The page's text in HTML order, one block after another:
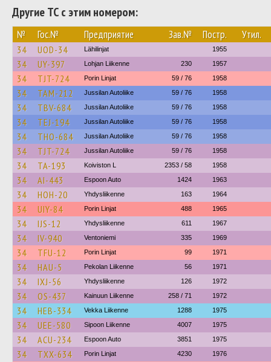
Другие ТС с этим номером:
№ Гос.№ Предприятие Зав.№ Постр. Утил.
34 UOD-34 Lähilinjat 1955
34 UY-397 Lohjan Liikenne 230 1957
34 TJT-724 Porin Linjat 59 / 76 1958
34 TAM-212 Jussilan Autoliike 59 / 76 1958
34 TBV-684 Jussilan Autoliike 59 / 76 1958
34 TEJ-194 Jussilan Autoliike 59 / 76 1958
34 THO-684 Jussilan Autoliike 59 / 76 1958
34 TJT-724 Jussilan Autoliike 59 / 76 1958
34 TA-193 Koiviston L 2353 / 58 1958
34 AI-443 Espoon Auto 1424 1963
34 HOH-20 Yhdysliikenne 163 1964
34 UIY-84 Porin Linjat 488 1965
34 IJS-12 Yhdysliikenne 611 1967
34 IV-940 Ventoniemi 335 1969
34 TFU-12 Porin Linjat 99 1971
34 HAU-5 Pekolan Liikenne 56 1971
34 IXJ-56 Yhdysliikenne 126 1972
34 OS-437 Kainuun Liikenne 258 / 71 1972
34 HEB-334 Vekka Liikenne 1288 1975
34 UEE-580 Sipoon Liikenne 4007 1975
34 ACU-234 Espoon Auto 3851 1975
34 TXX-634 Porin Linjat 4230 1976